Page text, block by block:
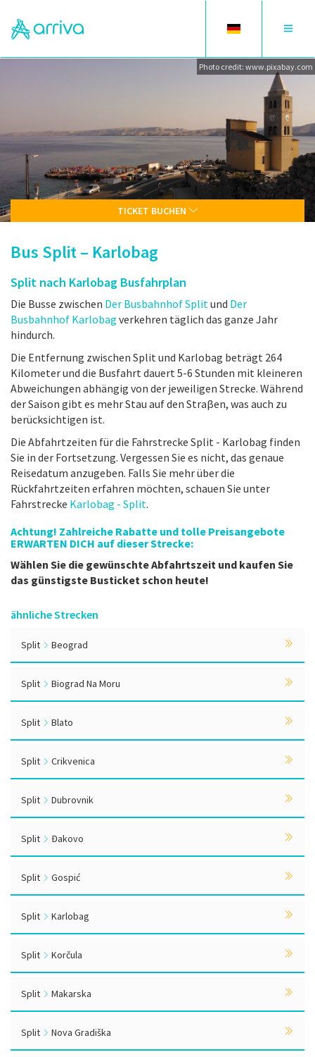
Toggle
Toggle
Photo credit: www.pixabay.com
TICKET BUCHEN
Bus Split – Karlobag
Split nach Karlobag Busfahrplan
Die Busse zwischen Der Busbahnhof Splitund Der
Busbahnhof Karlobag verkehren täglich das ganze Jahr
hindurch.
Die Entfernung zwischen Split und Karlobag beträgt 264
Kilometer und die Busfahrt dauert 5-6 Stunden mit kleineren
Abweichungen abhängig von der jeweiligen Strecke. Während
der Saison gibt es mehr Stau auf den Straβen, was auch zu
berücksichtigen ist.
Die Abfahrtzeiten für die Fahrstrecke Split - Karlobag finden
Sie in der Fortsetzung. Vergessen Sie es nicht, das genaue
Reisedatum anzugeben. Falls Sie mehr über die
Rückfahrtzeiten erfahren möchten, schauen Sie unter
Fahrstrecke Karlobag - Split.
Achtung! Zahlreiche Rabatte und tolle Preisangebote
ERWARTEN DICH auf dieser Strecke:
Wählen Sie die gewünschte Abfahrtszeit und kaufen Sie
das günstigste Busticket schon heute!
ähnliche Strecken
Split Beograd
Split Biograd Na Moru
Split Blato
Split Crikvenica
Split Dubrovnik
Split Đakovo
Split Gospić
Split Karlobag
Split Korčula
Split Makarska
Split Nova Gradiška